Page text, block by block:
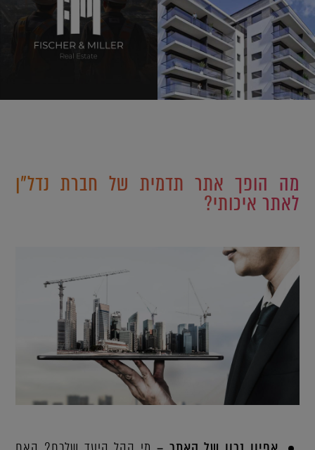
מה הופך אתר תדמית של חברת נדל"ן
לאתר איכותי?